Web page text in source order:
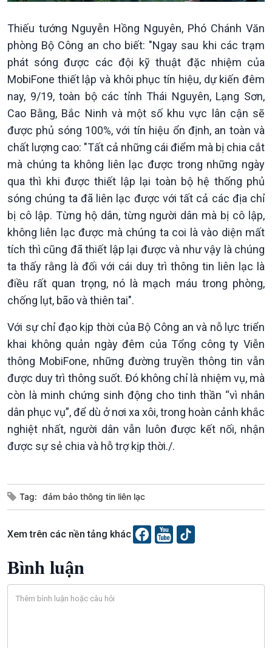
Văn hoá & Du lịch
Tin Văn hoá & Du lịch
Chát với người nổi tiếng
Câu chuyện Thể thao
Multimedia
Ảnh
Video
Infographic
E-Magazine
Podcast
Góc nhìn VOV1
Bình luận
Chuyện đêm
Thiếu tướng Nguyễn Hồng Nguyên, Phó Chánh Văn
phòng Bộ Công an cho biết: "Ngay sau khi các trạm
phát sóng được các đội kỹ thuật đặc nhiệm của
MobiFone thiết lập và khôi phục tín hiệu, dự kiến đêm
nay, 9/19, toàn bộ các tỉnh Thái Nguyên, Lạng Sơn,
Cao Bằng, Bắc Ninh và một số khu vực lân cận sẽ
được phủ sóng 100%, với tín hiệu ổn định, an toàn và
chất lượng cao: "Tất cả những cái điểm mà bị chia cắt
mà chúng ta không liên lạc được trong những ngày
qua thì khi được thiết lập lại toàn bộ hệ thống phủ
sóng chúng ta đã liên lạc được với tất cả các địa chỉ
bị cô lập. Từng hộ dân, từng người dân mà bị cô lập,
không liên lạc được mà chúng ta coi là vào diện mất
tích thì cũng đã thiết lập lại được và như vậy là chúng
ta thấy rằng là đối với cái duy trì thông tin liên lạc là
điều rất quan trọng, nó là mạch máu trong phòng,
chống lụt, bão và thiên tai".
Với sự chỉ đạo kịp thời của Bộ Công an và nỗ lực triển
khai không quản ngày đêm của Tổng công ty Viễn
thông MobiFone, những đường truyền thông tin vẫn
được duy trì thông suốt. Đó không chỉ là nhiệm vụ, mà
còn là minh chứng sinh động cho tinh thần “vì nhân
dân phục vụ”, để dù ở nơi xa xôi, trong hoàn cảnh khắc
nghiệt nhất, người dân vẫn luôn được kết nối, nhận
được sự sẻ chia và hỗ trợ kịp thời./.
Tag: đảm bảo thông tin liên lạc
Xem trên các nền tảng khác
Bình luận